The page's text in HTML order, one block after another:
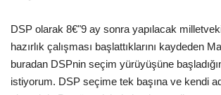
DSP olarak 8€"9 ay sonra yapılacak
hazırlık çalışması başlattıklarını kaydeden
buradan DSPnin seçim yürüyüşüne
istiyorum. DSP seçime tek başına ve kendi